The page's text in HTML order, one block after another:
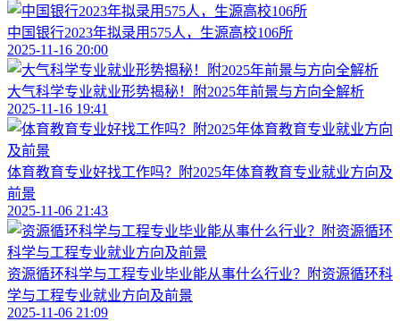
中国银行2023年拟录用575人，生源高校106所
2025-11-16 20:00
大气科学专业就业形势揭秘！附2025年前景与方向全解析
2025-11-16 19:41
体育教育专业好找工作吗？附2025年体育教育专业就业方向及
前景
2025-11-06 21:43
资源循环科学与工程专业毕业能从事什么行业？附资源循环科
学与工程专业就业方向及前景
2025-11-06 21:09